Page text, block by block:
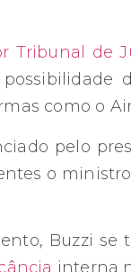
Tribunal de
como o
pelo
o
Buzzi
interna